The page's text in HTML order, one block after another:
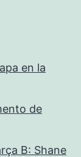
en la
de
B: Shane